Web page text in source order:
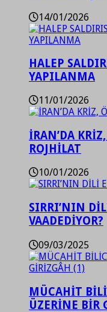
14/01/2026
HALEP
YAPILANMA
11/01/2026
İRAN’DA
ROJHİLAT
10/01/2026
SIRRI’NIN
VAADEDİYOR?
09/03/2025
MÜCAHİT
ÜZERİNE BİR